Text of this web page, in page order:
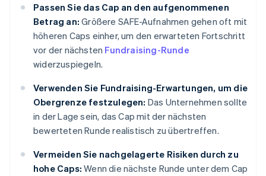
Passen Sie das Cap an den aufgenommenen
Betrag an: Größere SAFE-Aufnahmen gehen oft mit
höheren Caps einher, um den erwarteten Fortschritt
vor der nächsten Fundraising-Runde
widerzuspiegeln.
Verwenden Sie Fundraising-Erwartungen, um die
Obergrenze festzulegen: Das Unternehmen sollte
in der Lage sein, das Cap mit der nächsten
bewerteten Runde realistisch zu übertreffen.
Vermeiden Sie nachgelagerte Risiken durch zu
hohe Caps: Wenn die nächste Runde unter dem Cap